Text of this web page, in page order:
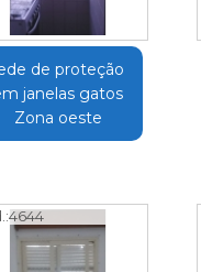
de proteção
janelas gatos
Zona oeste
4644